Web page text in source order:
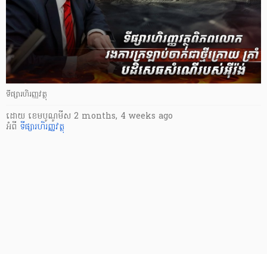
ទីផ្សារហិរញ្ញវត្ថុ
ដោយ ​ ខេមបូណូមីស 2 months, 4 weeks ago
អំពី ទីផ្សារហិរញ្ញវត្ថុ